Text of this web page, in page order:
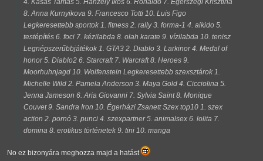
4. Kásás Tamás 5. Hanzély Íkos 6. Ronaldo 7. Egerszegi Krisztina
8. Anna Kurnyikova 9. Francesco Totti 10. Luis Figo
Legkeresettebb sportok 1. fitness 2. rally 3. forma-1 4. aikido 5.
testépítés 6. foci 7. kézilabda 8. olah karate 9. vízilabda 10. tenisz
Legnépszerűbbjátékok 1. GTA3 2. Diablo 3. Larkinor 4. Medal of
honor 5. Diablo2 6. Starcraft 7. Warcraft 8. Heroes 9.
Moorhuhnjagd 10. Wolfenstein Legkeresettebb szexsztárok 1.
Michelle Wild 2. Pamela Anderson 3. Maya Gold 4. Cicciolina 5.
Jenna Jameson 6. Aria Giovanni 7. Sylvia Saint 8. Monique
Couvet 9. Sandra Iron 10. Égerházi Zsanett Szex top10 1. szex
action 2. pornó 3. punci 4. szexpartner 5. animalsex 6. lolita 7.
domina 8. erotikus történetek 9. tini 10. manga
No ez bizonyára meghozza majd a hatást